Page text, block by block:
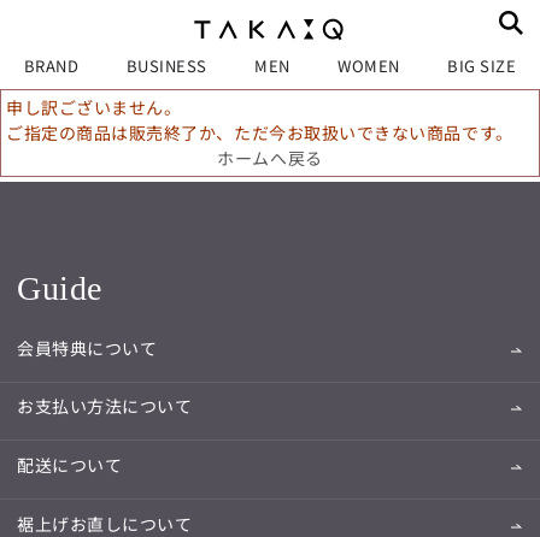
BRAND BUSINESS MEN WOMEN BIG SIZE
申し訳ございません。
ご指定の商品は販売終了か、ただ今お取扱いできない商品です。
ホームへ戻る
Guide
会員特典について
お支払い方法について
配送について
裾上げお直しについて